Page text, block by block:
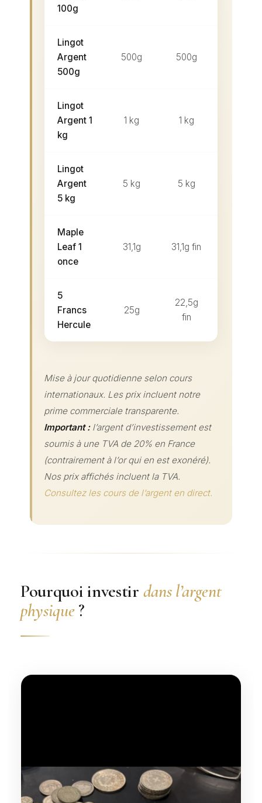
100g
Lingot
Argent
500g
500g 500g
Lingot
Argent 1
kg
1 kg 1 kg
Lingot
Argent
5 kg
5 kg 5 kg
Maple
Leaf 1
once
31,1g 31,1g fin
5
Francs
Hercule
25g
22,5g
fin
Mise à jour quotidienne selon cours
internationaux. Les prix incluent notre
prime commerciale transparente.
Important :l’argent d’investissement est
soumis à une TVA de 20% en France
(contrairement à l’or qui en est exonéré).
Nos prix affichés incluent la TVA.
Consultez les cours de l’argent en direct.
Pourquoi investir dans l’argent
physique?